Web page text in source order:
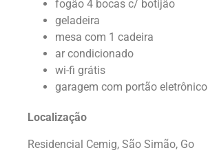
fogão 4 bocas c/ botijão
geladeira
mesa com 1 cadeira
ar condicionado
wi-fi grátis
garagem com portão eletrônico
Localização
Residencial Cemig, São Simão, Go